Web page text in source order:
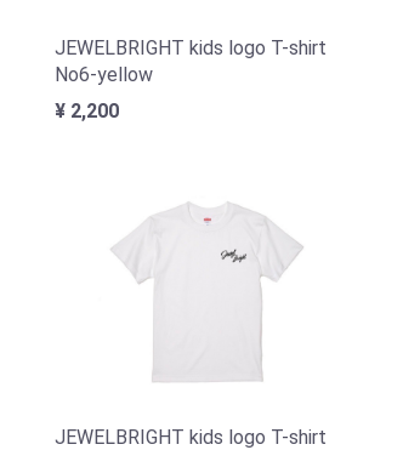
JEWELBRIGHT kids logo T-shirt
No6-yellow
¥ 2,200
JEWELBRIGHT kids logo T-shirt